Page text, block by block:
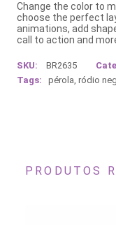
Change the color to
choose the perfect
animations, add
call to action and
SKU: BR2635
Tags:
pérola, ródio
PRODUTOS